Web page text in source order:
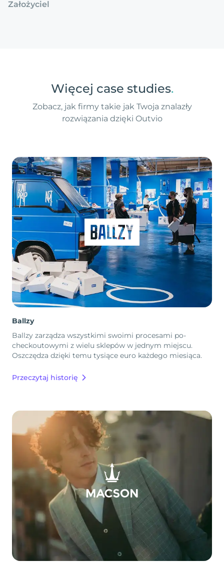
Założyciel
Więcej case studies.
Zobacz, jak firmy takie jak Twoja znalazły
rozwiązania dzięki Outvio
Ballzy
Ballzy zarządza wszystkimi swoimi procesami po-
checkoutowymi z wielu sklepów w jednym miejscu.
Oszczędza dzięki temu tysiące euro każdego miesiąca.
Przeczytaj historię